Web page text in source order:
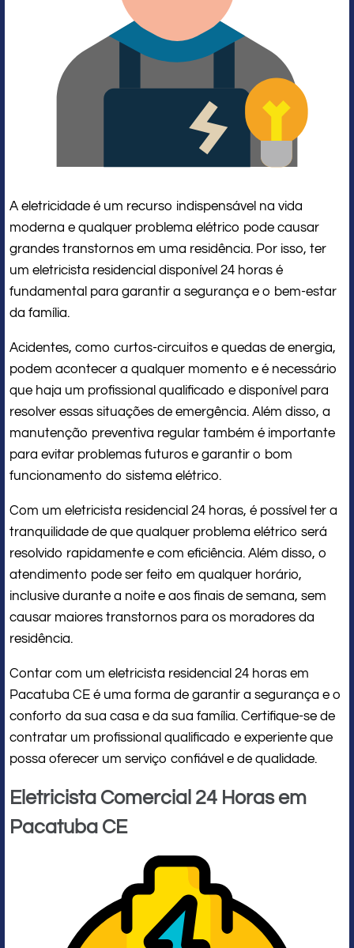
A eletricidade é um recurso indispensável na vida
moderna e qualquer problema elétrico pode causar
grandes transtornos em uma residência. Por isso, ter
um eletricista residencial disponível 24 horas é
fundamental para garantir a segurança e o bem-estar
da família.
Acidentes, como curtos-circuitos e quedas de energia,
podem acontecer a qualquer momento e é necessário
que haja um profissional qualificado e disponível para
resolver essas situações de emergência. Além disso, a
manutenção preventiva regular também é importante
para evitar problemas futuros e garantir o bom
funcionamento do sistema elétrico.
Com um eletricista residencial 24 horas, é possível ter a
tranquilidade de que qualquer problema elétrico será
resolvido rapidamente e com eficiência. Além disso, o
atendimento pode ser feito em qualquer horário,
inclusive durante a noite e aos finais de semana, sem
causar maiores transtornos para os moradores da
residência.
Contar com um eletricista residencial 24 horas em
Pacatuba CE é uma forma de garantir a segurança e o
conforto da sua casa e da sua família. Certifique-se de
contratar um profissional qualificado e experiente que
possa oferecer um serviço confiável e de qualidade.
Eletricista Comercial 24 Horas em
Pacatuba CE